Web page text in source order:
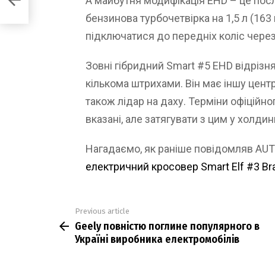
бензинова турбочетвірка на 1,5 л
підключатися до передніх коліс
Зовні гібридний Smart #5 EHD
кількома штрихами. Він має іншу
також лідар на даху. Терміни
вказані, але затягувати з цим у
Нагадаємо, як раніше повідомляв
електричний кросовер Smart Elf #3
more
Previous article
Geely повністю поглине популярного в
Україні виробника електромобілів